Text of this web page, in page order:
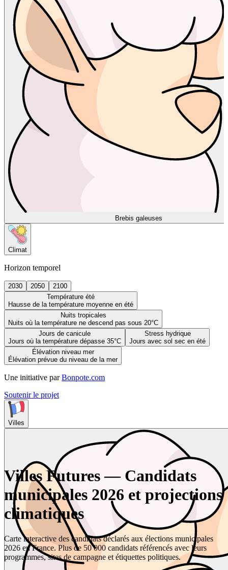
Brebis galeuses
Climat
Horizon temporel
2030 2050
2100
Température été
Hausse de la température moyenne en été
Nuits tropicales
Nuits où la température ne descend pas sous 20°C
Jours de canicule
Jours où la température dépasse 35°C
Stress hydrique
Jours avec sol sec en été
Élévation niveau mer
Élévation prévue du niveau de la mer
Une initiative par Bonpote.com
Soutenir le projet
Villes
Villes Futures — Candidats
municipales 2026 et projections
climatiques
Carte interactive des candidats déclarés aux élections municipales
2026 en France. Plus de 50 000 candidats référencés avec leurs
programmes, sites de campagne et étiquettes politiques.